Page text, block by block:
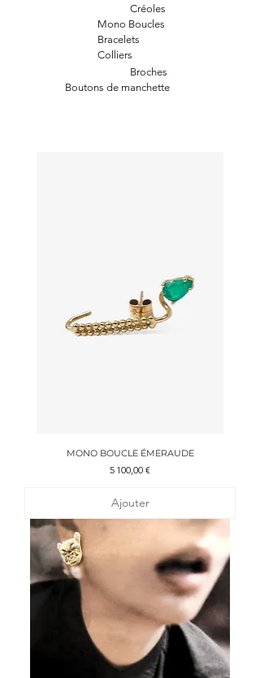
Créoles
Mono Boucles
Bracelets
Colliers
Broches
Boutons de manchette
MONO BOUCLE ÉMERAUDE
Prix
5 100,00 €
Ajouter